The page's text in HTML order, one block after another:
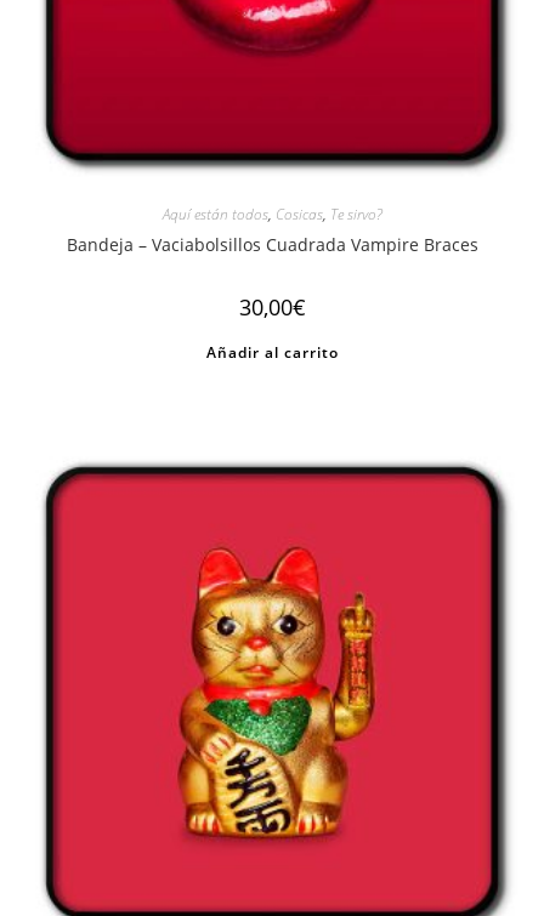
Aquí están todos, Cosicas, Te sirvo?
Bandeja – Vaciabolsillos Cuadrada Vampire Braces
30,00€
Añadir al carrito